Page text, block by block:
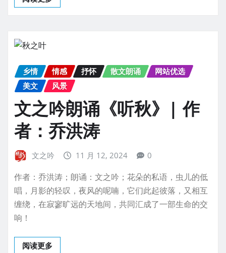
乡情 情感 抒怀 散文朗诵
网站优选
美文
风景
文之吟朗诵《听秋》| 作
者：乔洪涛
文之吟 11 月 12, 2024 0
作者：乔洪涛；朗诵：文之吟；花朵的私语，虫儿的低
唱，月影的轻叹，夜风的呢喃，它们此起彼落，又相互
缠绕，在寂寥旷远的天地间，共同汇成了一部生命的交
响！
阅读更多